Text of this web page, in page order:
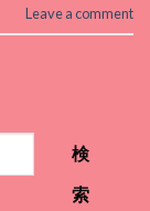
Leave a comment
検
索